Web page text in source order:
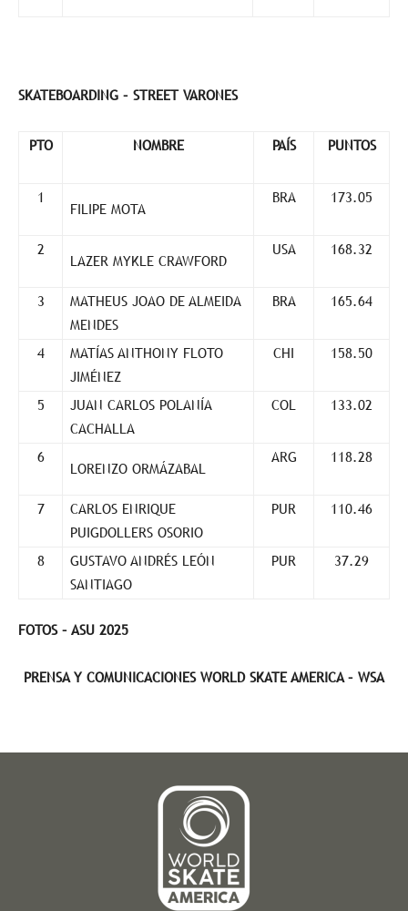
SKATEBOARDING – STREET VARONES
PTO NOMBRE PAÍS PUNTOS
1
FILIPE MOTA
BRA 173.05
2
LAZER MYKLE CRAWFORD
USA 168.32
3
MATHEUS JOAO DE ALMEIDA
MENDES
BRA 165.64
4
MATÍAS ANTHONY FLOTO
JIMÉNEZ
CHI 158.50
5
JUAN CARLOS POLANÍA
CACHALLA
COL 133.02
6
LORENZO ORMÁZABAL
ARG 118.28
7
CARLOS ENRIQUE
PUIGDOLLERS OSORIO
PUR 110.46
8
GUSTAVO ANDRÉS LEÓN
SANTIAGO
PUR 37.29
FOTOS – ASU 2025
PRENSA Y COMUNICACIONES WORLD SKATE AMERICA – WSA